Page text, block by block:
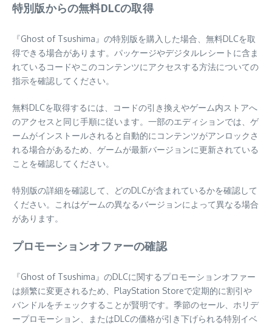
特別版からの無料DLCの取得
『Ghost of Tsushima』の特別版を購入した場合、無料DLCを取
得できる場合があります。パッケージやデジタルレシートに含ま
れているコードやこのコンテンツにアクセスする方法についての
指示を確認してください。
無料DLCを取得するには、コードの引き換えやゲーム内ストアへ
のアクセスと同じ手順に従います。一部のエディションでは、ゲ
ームがインストールされると自動的にコンテンツがアンロックさ
れる場合があるため、ゲームが最新バージョンに更新されている
ことを確認してください。
特別版の詳細を確認して、どのDLCが含まれているかを確認して
ください。これはゲームの異なるバージョンによって異なる場合
があります。
プロモーションオファーの確認
『Ghost of Tsushima』のDLCに関するプロモーションオファー
は頻繁に変更されるため、PlayStation Storeで定期的に割引や
バンドルをチェックすることが賢明です。季節のセール、ホリデ
ープロモーション、またはDLCの価格が引き下げられる特別イベ